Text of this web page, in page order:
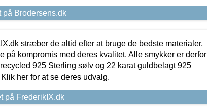
på Brodersens.dk
stræber de altid efter at bruge de bedste materialer,
på kompromis med deres kvalitet. Alle smykker er derfor
925 Sterling sølv og 22 karat guldbelagt 925
her for at se deres udvalg.
på FrederikIX.dk